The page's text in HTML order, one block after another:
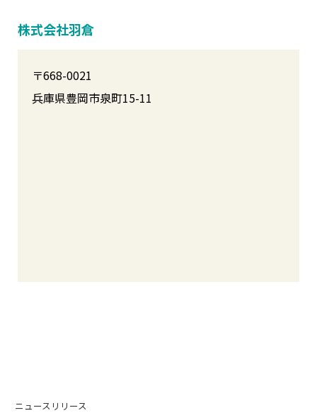
株式会社羽倉
〒668-0021
兵庫県豊岡市泉町15-11
ニュースリリース